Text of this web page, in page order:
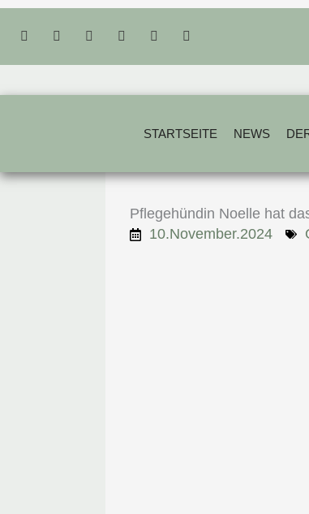
Inhalt
springen
STARTSEITE NEWS
Pflegehündin Noelle hat
10.November.2024